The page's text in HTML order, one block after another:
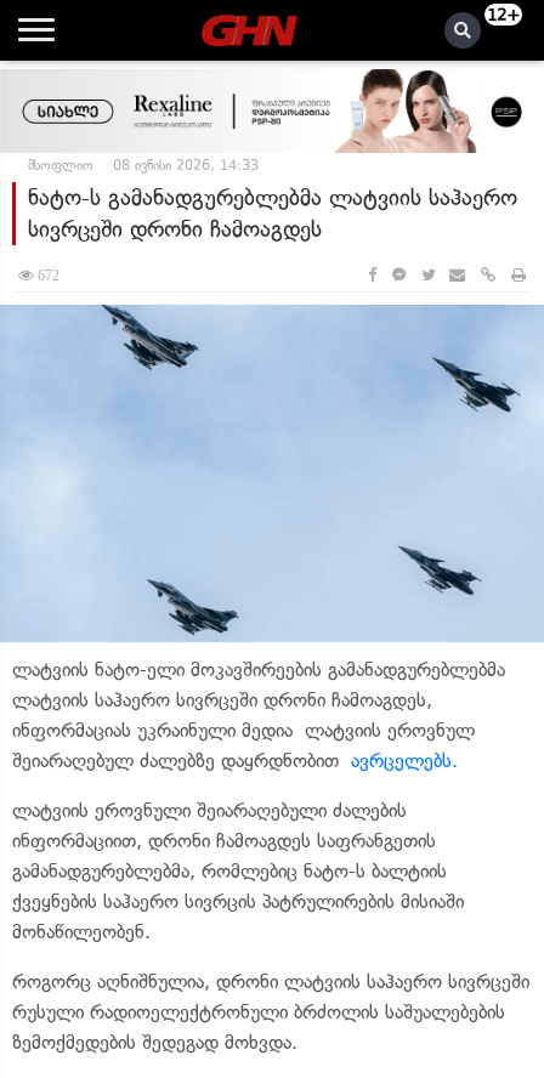
12+
მსოფლიო 08 ივნისი 2026, 14:33
ნატო-ს გამანადგურებლებმა ლატვიის საჰაერო
სივრცეში დრონი ჩამოაგდეს
672
ლატვიის ნატო-ელი მოკავშირეების გამანადგურებლებმა
ლატვიის საჰაერო სივრცეში დრონი ჩამოაგდეს,
ინფორმაციას უკრაინული მედია ლატვიის ეროვნულ
შეიარაღებულ ძალებზე დაყრდნობით ავრცელებს.
ლატვიის ეროვნული შეიარაღებული ძალების
ინფორმაციით, დრონი ჩამოაგდეს საფრანგეთის
გამანადგურებლებმა, რომლებიც ნატო-ს ბალტიის
ქვეყნების საჰაერო სივრცის პატრულირების მისიაში
მონაწილეობენ.
როგორც აღნიშნულია, დრონი ლატვიის საჰაერო სივრცეში
რუსული რადიოელექტრონული ბრძოლის საშუალებების
ზემოქმედების შედეგად მოხვდა.